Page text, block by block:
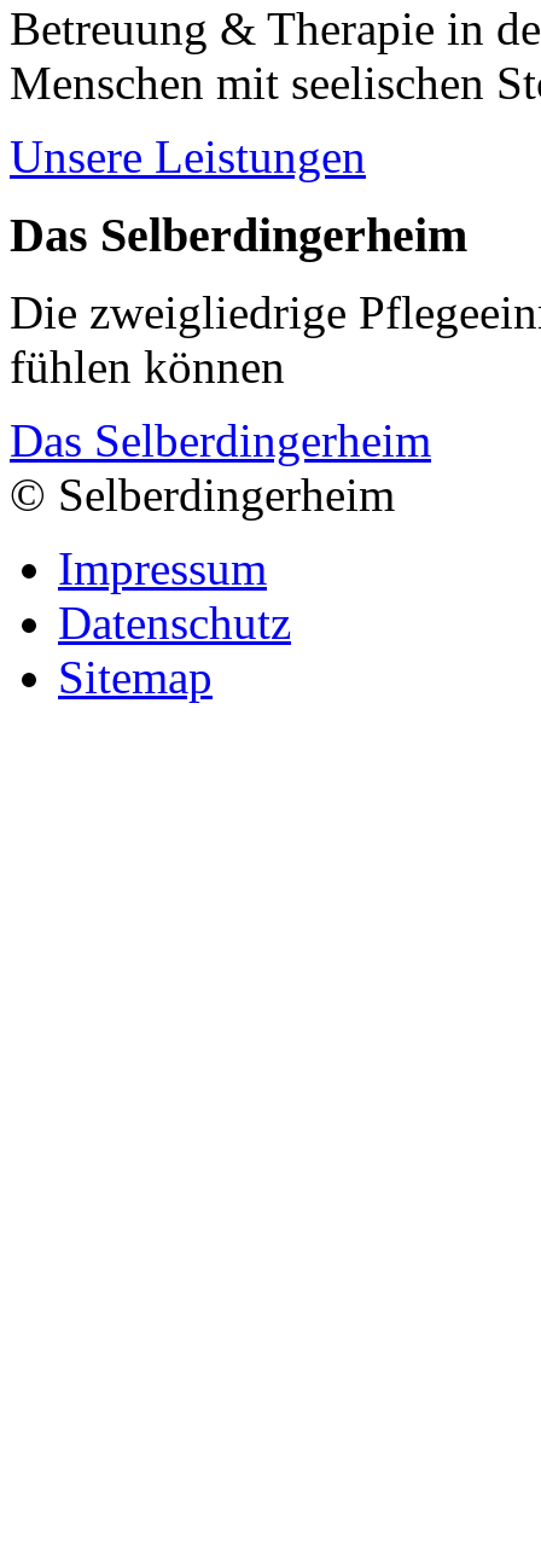
Betreuung & Therapie in
Menschen mit seelischen
Unsere Leistungen
Das Selberdingerheim
Die zweigliedrige
fühlen können
Das Selberdingerheim
© Selberdingerheim
Impressum
Datenschutz
Sitemap